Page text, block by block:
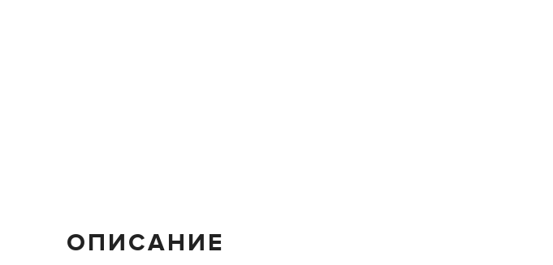
ОПИСАНИЕ